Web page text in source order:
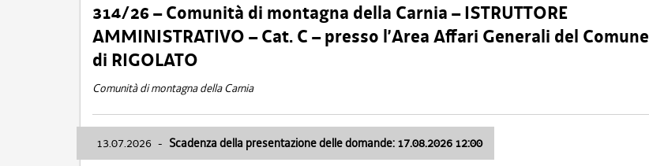
314/26 – Comunità di montagna della Carnia – ISTRUTTORE
AMMINISTRATIVO – Cat. C – presso l’Area Affari Generali del Comune
di RIGOLATO
Comunità di montagna della Carnia
13.07.2026 - Scadenza della presentazione delle domande: 17.08.2026 12:00